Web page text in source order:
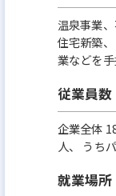
温泉事業
住宅新築
業などを手
従業員数
企業全体
人、 うち
就業場所